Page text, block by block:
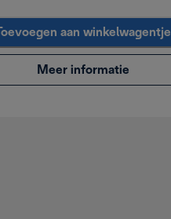
Toevoegen aan winkelwagentje
Meer informatie